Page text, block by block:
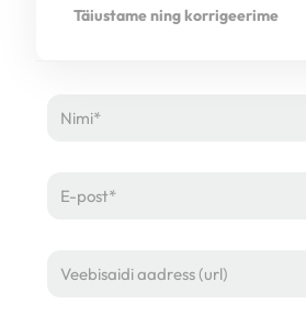
Täiustame ning korrigeerime